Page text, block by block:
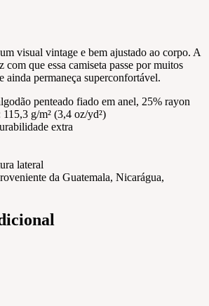
visual vintage e bem ajustado ao corpo. A
com que essa camiseta passe por muitos
ainda permaneça superconfortável.
penteado fiado em anel, 25% rayon
g/m² (3,4 oz/yd²)
extra
lateral
da Guatemala, Nicarágua,